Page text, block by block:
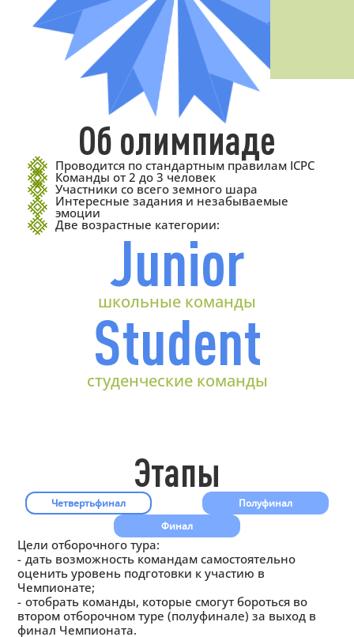
Об олимпиаде
Проводится по стандартным правилам ICPC
Команды от 2 до 3 человек
Участники со всего земного шара
Интересные задания и незабываемые
эмоции
Две возрастные категории:
Junior
школьные команды
Student
студенческие команды
Этапы
Четвертьфинал
Полуфинал
Финал
Цели отборочного тура:
дать возможность командам самостоятельно
оценить уровень подготовки к участию в
Чемпионате;
отобрать команды, которые смогут бороться во
втором отборочном туре (полуфинале) за выход в
финал Чемпионата.